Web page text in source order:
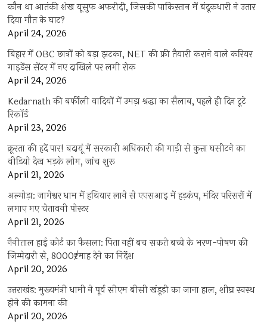
कौन था आतंकी शेख यूसुफ अफरीदी, जिसकी पाकिस्तान में बंदूकधारी ने उतार
दिया मौत के घाट?
April 24, 2026
बिहार में OBC छात्रों को बड़ा झटका, NET की फ्री तैयारी कराने वाले करियर
गाइडेंस सेंटर में नए दाखिले पर लगी रोक
April 24, 2026
Kedarnath की बर्फीली वादियों में उमड़ा श्रद्धा का सैलाब, पहले ही दिन टूटे
रिकॉर्ड
April 23, 2026
क्रूरता की हदें पार! बदायूं में सरकारी अधिकारी की गाड़ी से कुत्ता घसीटने का
वीडियो देख भड़के लोग, जांच शुरू
April 21, 2026
अल्मोड़ा: जागेश्वर धाम में हथियार लाने से एएसआइ में हड़कंप, मंदिर परिसरों में
लगाए गए चेतावनी पोस्टर
April 21, 2026
नैनीताल हाई कोर्ट का फैसला: पिता नहीं बच सकते बच्चे के भरण-पोषण की
जिम्मेदारी से, 8000₹/माह देने का निर्देश
April 20, 2026
उत्तराखंड: मुख्यमंत्री धामी ने पूर्व सीएम बीसी खंडूड़ी का जाना हाल, शीघ्र स्वस्थ
होने की कामना की
April 20, 2026